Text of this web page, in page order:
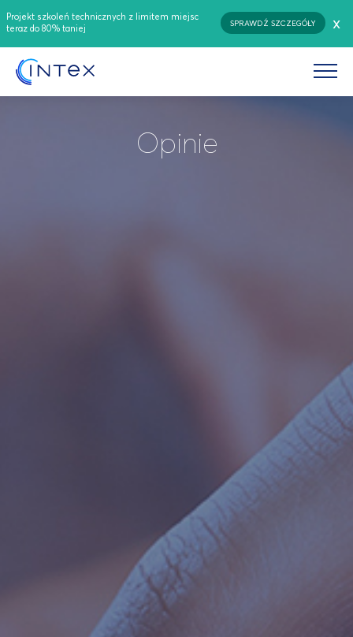
Projekt szkoleń technicznych z limitem miejsc
teraz do 80% taniej
SPRAWDŹ SZCZEGÓŁY x
Opinie